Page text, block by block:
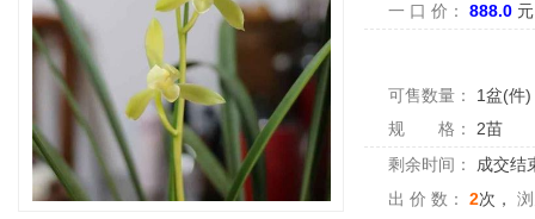
一 口 价：
888.0 元
可售数量： 1盆(件)
规 格：
2苗
剩余时间：
成交结
出 价 数：
2次，